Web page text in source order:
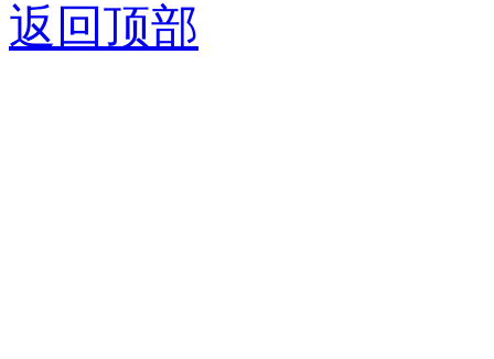
返回顶部